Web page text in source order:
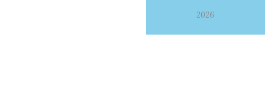
2026